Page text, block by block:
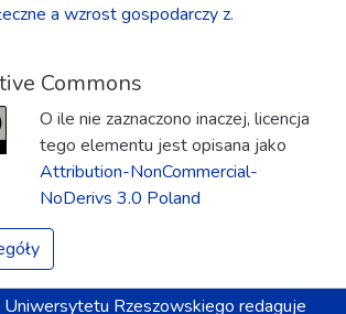
a wzrost gospodarczy z.
Commons
O ile nie zaznaczono inaczej, licencja
tego elementu jest opisana jako
Attribution-NonCommercial-
NoDerivs 3.0 Poland
Uniwersytetu Rzeszowskiego redaguje